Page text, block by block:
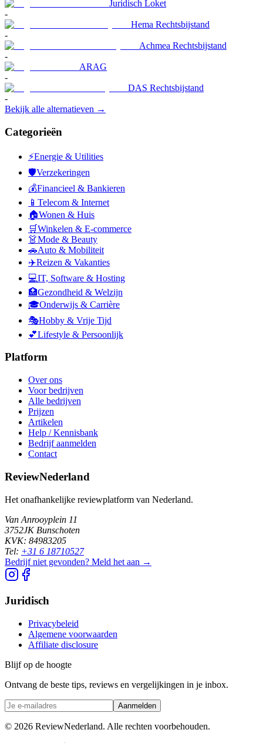
Juridisch Loket
-
Hema Rechtsbijstand
-
Achmea Rechtsbijstand
-
ARAG
-
DAS Rechtsbijstand
-
Bekijk alle alternatieven →
Categorieën
⚡Energie & Utilities
🛡️Verzekeringen
💰Financieel & Bankieren
📱 Telecom & Internet
🏠Wonen & Huis
🛒Winkelen & E-commerce
👗Mode & Beauty
🚗Auto & Mobiliteit
✈️Reizen & Vakanties
💻IT, Software & Hosting
🏥Gezondheid & Welzijn
🎓Onderwijs & Carrière
🎭Hobby & Vrije Tijd
💕Lifestyle & Persoonlijk
Platform
Over ons
Voor bedrijven
Alle bedrijven
Prijzen
Artikelen
Help / Kennisbank
Bedrijf aanmelden
Contact
ReviewNederland
Het onafhankelijke reviewplatform van Nederland.
Van Anrooyplein 11
3752JK Bunschoten
KVK: 84983205
Tel: +31 6 18710527
Bedrijf niet gevonden? Meld het aan →
Juridisch
Privacybeleid
Algemene voorwaarden
Affiliate disclosure
Blijf op de hoogte
Ontvang de beste tips, reviews en vergelijkingen in je inbox.
Aanmelden
© 2026 ReviewNederland. Alle rechten voorbehouden.